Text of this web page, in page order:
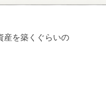
産を築くぐらいの